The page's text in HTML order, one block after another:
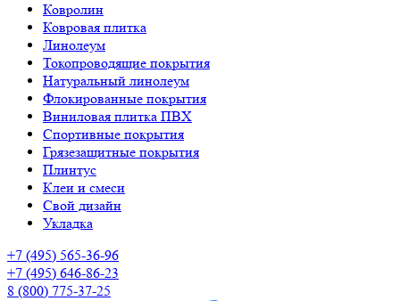
Ковролин
Ковровая плитка
Линолеум
Токопроводящие покрытия
Натуральный линолеум
Флокированные покрытия
Виниловая плитка ПВХ
Спортивные покрытия
Грязезащитные покрытия
Плинтус
Клеи и смеси
Свой дизайн
Укладка
+7 (495) 565-36-96
+7 (495) 646-86-23
8 (800) 775-37-25